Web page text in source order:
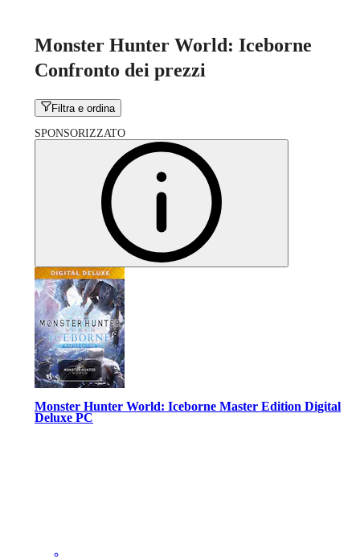
Monster Hunter World: Iceborne
Confronto dei prezzi
Filtra e ordina
SPONSORIZZATO
Monster Hunter World: Iceborne Master Edition Digital
Deluxe PC